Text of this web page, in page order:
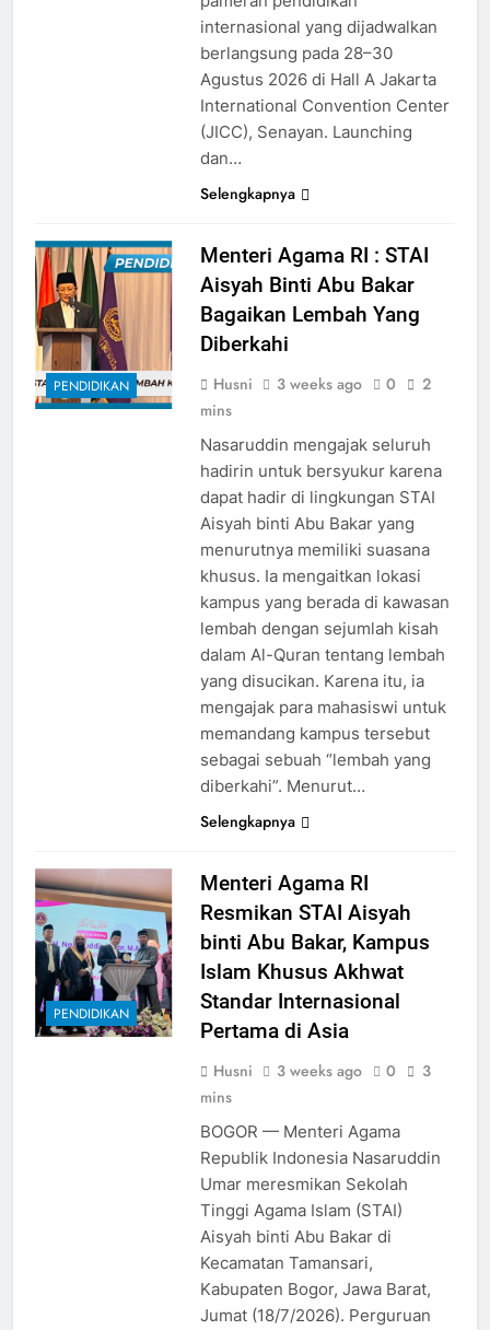
internasional yang dijadwalkan
berlangsung pada 28–30
Agustus 2026 di Hall A Jakarta
International Convention Center
(JICC), Senayan. Launching
dan…
Selengkapnya
PENDIDIKAN
Menteri Agama RI : STAI
Aisyah Binti Abu Bakar
Bagaikan Lembah Yang
Diberkahi
Husni 3 weeks ago 0
2
mins
Nasaruddin mengajak seluruh
hadirin untuk bersyukur karena
dapat hadir di lingkungan STAI
Aisyah binti Abu Bakar yang
menurutnya memiliki suasana
khusus. Ia mengaitkan lokasi
kampus yang berada di kawasan
lembah dengan sejumlah kisah
dalam Al-Quran tentang lembah
yang disucikan. Karena itu, ia
mengajak para mahasiswi untuk
memandang kampus tersebut
sebagai sebuah “lembah yang
diberkahi”. Menurut…
Selengkapnya
PENDIDIKAN
Menteri Agama RI
Resmikan STAI Aisyah
binti Abu Bakar, Kampus
Islam Khusus Akhwat
Standar Internasional
Pertama di Asia
Husni 3 weeks ago 0
3
mins
BOGOR — Menteri Agama
Republik Indonesia Nasaruddin
Umar meresmikan Sekolah
Tinggi Agama Islam (STAI)
Aisyah binti Abu Bakar di
Kecamatan Tamansari,
Kabupaten Bogor, Jawa Barat,
Jumat (18/7/2026). Perguruan